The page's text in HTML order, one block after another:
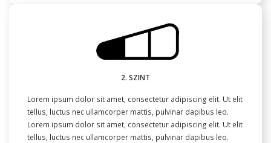
2. SZINT
Lorem ipsum dolor sit amet, consectetur adipiscing elit. Ut elit
tellus, luctus nec ullamcorper mattis, pulvinar dapibus leo.
Lorem ipsum dolor sit amet, consectetur adipiscing elit. Ut elit
tellus, luctus nec ullamcorper mattis, pulvinar dapibus leo.